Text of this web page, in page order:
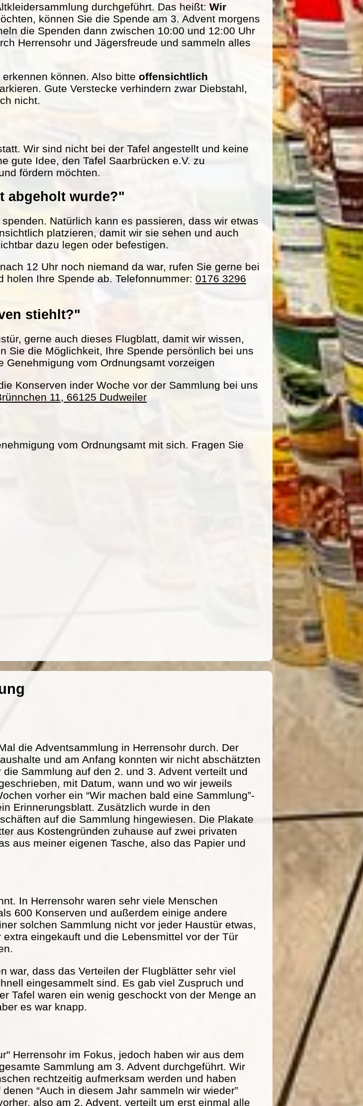
durchgeführt. Das heißt: Wir
können Sie die Spende am 3. Advent morgens
die Spenden dann zwischen 10:00 und 12:00 Uhr
Herrensohr und Jägersfreude und sammeln alles
können. Also bitte offensichtlich
Gute Verstecke verhindern zwar Diebstahl,
nicht.
Wir sind nicht bei der Tafel angestellt und keine
gute Idee, den Tafel Saarbrücken e.V. zu
fördern möchten.
abgeholt wurde?"
Natürlich kann es passieren, dass wir etwas
platzieren, damit wir sie sehen und auch
dazu legen oder befestigen.
12 Uhr noch niemand da war, rufen Sie gerne bei
Ihre Spende ab. Telefonnummer: 0176 3296
stiehlt?"
gerne auch dieses Flugblatt, damit wir wissen,
Sie die Möglichkeit, Ihre Spende persönlich bei uns
vom Ordnungsamt vorzeigen
Konserven inder Woche vor der Sammlung bei uns
11, 66125 Dudweiler
vom Ordnungsamt mit sich. Fragen Sie
die Adventsammlung in Herrensohr durch. Der
und am Anfang konnten wir nicht abschätzten
Sammlung auf den 2. und 3. Advent verteilt und
mit Datum, wann und wo wir jeweils
vorher ein “Wir machen bald eine Sammlung”-
Erinnerungsblatt. Zusätzlich wurde in den
auf die Sammlung hingewiesen. Die Plakate
aus Kostengründen zuhause auf zwei privaten
aus meiner eigenen Tasche, also das Papier und
In Herrensohr waren sehr viele Menschen
600 Konserven und außerdem einige andere
solchen Sammlung nicht vor jeder Haustür etwas,
eingekauft und die Lebensmittel vor der Tür
war, dass das Verteilen der Flugblätter sehr viel
eingesammelt sind. Es gab viel Zuspruch und
Tafel waren ein wenig geschockt von der Menge an
es war knapp.
Herrensohr im Fokus, jedoch haben wir aus dem
Sammlung am 3. Advent durchgeführt. Wir
rechtzeitig aufmerksam werden und haben
“Auch in diesem Jahr sammeln wir wieder”
also am 2. Advent, verteilt um erst einmal alle